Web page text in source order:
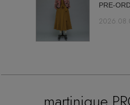
【リネン】涼しい夏素材
【レース】上品な透け感
すべてのウェア
カットソー・Tシャツ
PRE-